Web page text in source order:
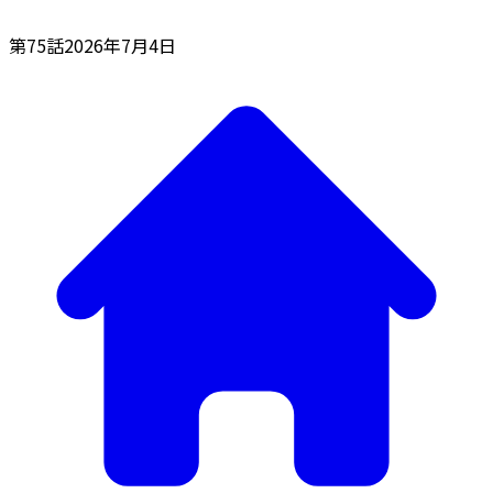
第75話2026年7月4日